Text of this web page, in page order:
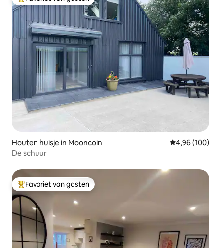
Topfavoriet van gasten
Houten huisje in Mooncoin Gemiddelde
4,96 (100)
De schuur
Topfavoriet van gasten
Favoriet van gasten